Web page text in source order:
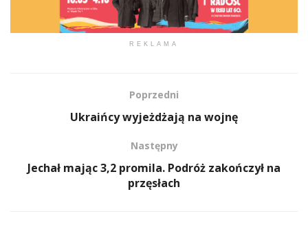
REKLAMA
Poprzedni
Ukraińcy wyjeżdżają na wojnę
Następny
Jechał mając 3,2 promila. Podróż zakończył na
przęsłach